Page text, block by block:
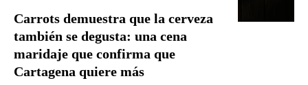
Carrots demuestra que la cerveza
también se degusta: una cena
maridaje que confirma que
Cartagena quiere más